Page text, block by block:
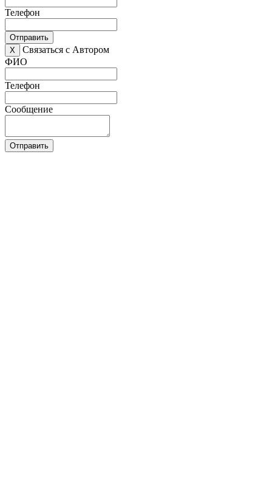
Телефон
Отправить
X
Связаться с Автором
ФИО
Телефон
Сообщение
Отправить